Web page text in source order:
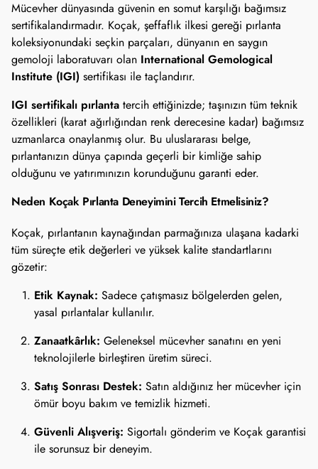
Mücevher dünyasında güvenin en somut karşılığı bağımsız
sertifikalandırmadır. Koçak, şeffaflık ilkesi gereği pırlanta
koleksiyonundaki seçkin parçaları, dünyanın en saygın
gemoloji laboratuvarı olan International Gemological
Institute (IGI) sertifikası ile taçlandırır.
IGI sertifikalı pırlanta tercih ettiğinizde; taşınızın tüm teknik
özellikleri (karat ağırlığından renk derecesine kadar) bağımsız
uzmanlarca onaylanmış olur. Bu uluslararası belge,
pırlantanızın dünya çapında geçerli bir kimliğe sahip
olduğunu ve yatırımınızın korunduğunu garanti eder.
Neden Koçak Pırlanta Deneyimini Tercih Etmelisiniz?
Koçak, pırlantanın kaynağından parmağınıza ulaşana kadarki
tüm süreçte etik değerleri ve yüksek kalite standartlarını
gözetir:
Etik Kaynak: Sadece çatışmasız bölgelerden gelen,
yasal pırlantalar kullanılır.
Zanaatkârlık: Geleneksel mücevher sanatını en yeni
teknolojilerle birleştiren üretim süreci.
Satış Sonrası Destek: Satın aldığınız her mücevher için
ömür boyu bakım ve temizlik hizmeti.
Güvenli Alışveriş: Sigortalı gönderim ve Koçak garantisi
ile sorunsuz bir deneyim.